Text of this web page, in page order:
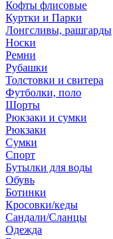
Кофты флисовые
Куртки и Парки
Лонгсливы, рашгарды
Носки
Ремни
Рубашки
Толстовки и свитера
Футболки, поло
Шорты
Рюкзаки и сумки
Рюкзаки
Сумки
Спорт
Бутылки для воды
Обувь
Ботинки
Кросовки/кеды
Сандали/Сланцы
Одежда